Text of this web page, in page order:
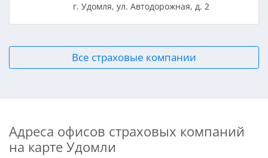
г. Удомля, ул. Автодорожная, д. 2
Все страховые компании
Адреса офисов страховых компаний
на карте Удомли